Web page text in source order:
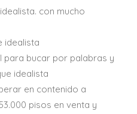
con mucho
idealista
para bucar por palabras y
idealista
en contenido a
pisos en venta y